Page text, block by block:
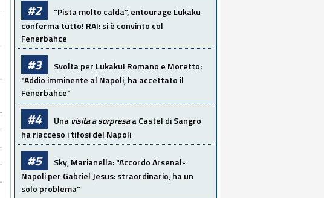
#2
"Pista molto calda", entourage Lukaku
conferma tutto! RAI: si è convinto col
Fenerbahce
#3
Svolta per Lukaku! Romano e Moretto:
"Addio imminente al Napoli, ha accettato il
Fenerbahce"
#4 Una visita a sorpresaa Castel di Sangro
ha riacceso i tifosi del Napoli
#5
Sky, Marianella: "Accordo Arsenal-
Napoli per Gabriel Jesus: straordinario, ha un
solo problema"